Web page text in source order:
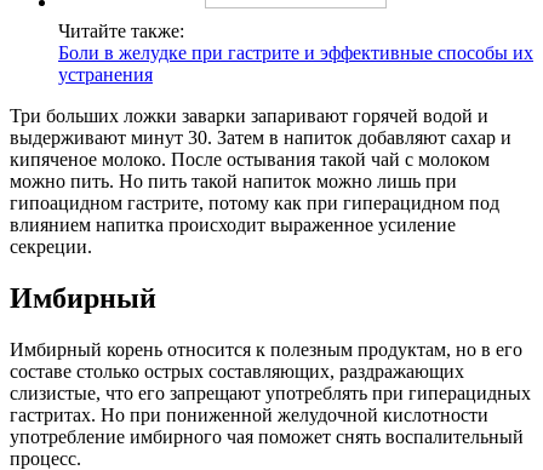
Читайте также:
Боли в желудке при гастрите и эффективные способы их
устранения
Три больших ложки заварки запаривают горячей водой и
выдерживают минут 30. Затем в напиток добавляют сахар и
кипяченое молоко. После остывания такой чай с молоком
можно пить. Но пить такой напиток можно лишь при
гипоацидном гастрите, потому как при гиперацидном под
влиянием напитка происходит выраженное усиление
секреции.
Имбирный
Имбирный корень относится к полезным продуктам, но в его
составе столько острых составляющих, раздражающих
слизистые, что его запрещают употреблять при гиперацидных
гастритах. Но при пониженной желудочной кислотности
употребление имбирного чая поможет снять воспалительный
процесс.